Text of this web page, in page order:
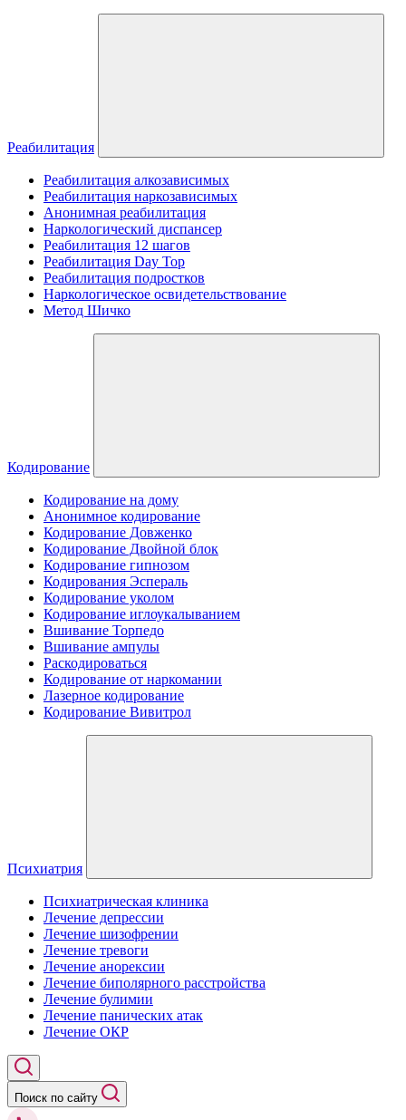
Реабилитация
Реабилитация алкозависимых
Реабилитация наркозависимых
Анонимная реабилитация
Наркологический диспансер
Реабилитация 12 шагов
Реабилитация Day Top
Реабилитация подростков
Наркологическое освидетельствование
Метод Шичко
Кодирование
Кодирование на дому
Анонимное кодирование
Кодирование Довженко
Кодирование Двойной блок
Кодирование гипнозом
Кодирования Эспераль
Кодирование уколом
Кодирование иглоукалыванием
Вшивание Торпедо
Вшивание ампулы
Раскодироваться
Кодирование от наркомании
Лазерное кодирование
Кодирование Вивитрол
Психиатрия
Психиатрическая клиника
Лечение депрессии
Лечение шизофрении
Лечение тревоги
Лечение анорексии
Лечение биполярного расстройства
Лечение булимии
Лечение панических атак
Лечение ОКР
Поиск по сайту